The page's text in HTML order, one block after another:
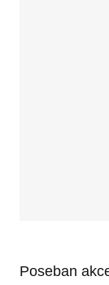
Poseban